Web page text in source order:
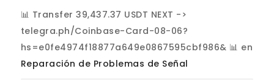
📊 Transfer 39,437.37 USDT NEXT ->
telegra.ph/Coinbase-Card-08-06?
hs=e0fe4974f18877a649e0867595cbf986& 📊 en
Reparación de Problemas de Señal